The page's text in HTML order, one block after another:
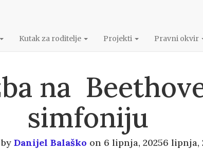
Kutak za roditelje Projekti Pravni okvir
na
simfoniju
Danijel Balaško on 6 lipnja, 20256 lipnja,